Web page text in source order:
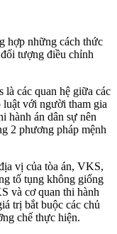
hợp những cách thức
tượng điều chỉnh
là các quan hệ giữa các
luật với người tham gia
hành án dân sự nên
2 phương pháp mệnh
vị của tòa án, VKS,
tố tụng không giống
và cơ quan thi hành
trị bắt buộc các chủ
chế thực hiện.